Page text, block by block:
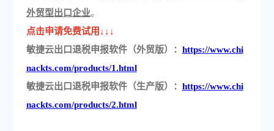
外贸型出口企业。
点击申请免费试用↓↓↓
敏捷云出口退税申报软件（外贸版）： https://www.chi
nackts.com/products/1.html
敏捷云出口退税申报软件（生产版）： https://www.chi
nackts.com/products/2.html